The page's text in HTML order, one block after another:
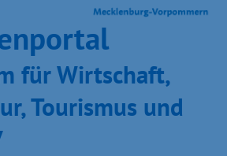
für Wirt­schaft,
Tou­ris­mus und